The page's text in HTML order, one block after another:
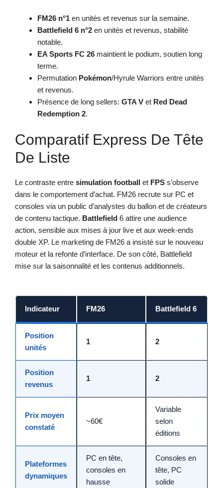
FM26 n°1 en unités et revenus sur la semaine.
Battlefield 6 n°2 en unités et revenus, stabilité
notable.
EA Sports FC 26 maintient le podium, soutien long
terme.
Permutation Pokémon/Hyrule Warriors entre unités
et revenus.
Présence de long sellers: GTA V et Red Dead
Redemption 2.
Comparatif Express De Tête
De Liste
Le contraste entre simulation football et FPS s’observe
dans le comportement d’achat. FM26 recrute sur PC et
consoles via un public d’analystes du ballon et de créateurs
de contenu tactique. Battlefield 6 attire une audience
action, sensible aux mises à jour live et aux week-ends
double XP. Le marketing de FM26 a insisté sur le nouveau
moteur et la refonte d’interface. De son côté, Battlefield
mise sur la saisonnalité et les contenus additionnels.
Indicateur FM26 Battlefield 6
Position
unités
1 2
Position
revenus
1 2
Prix moyen
constaté
~60€
Variable
selon
éditions
Plateformes
dynamiques
PC en tête,
consoles en
hausse
Consoles en
tête, PC
solide